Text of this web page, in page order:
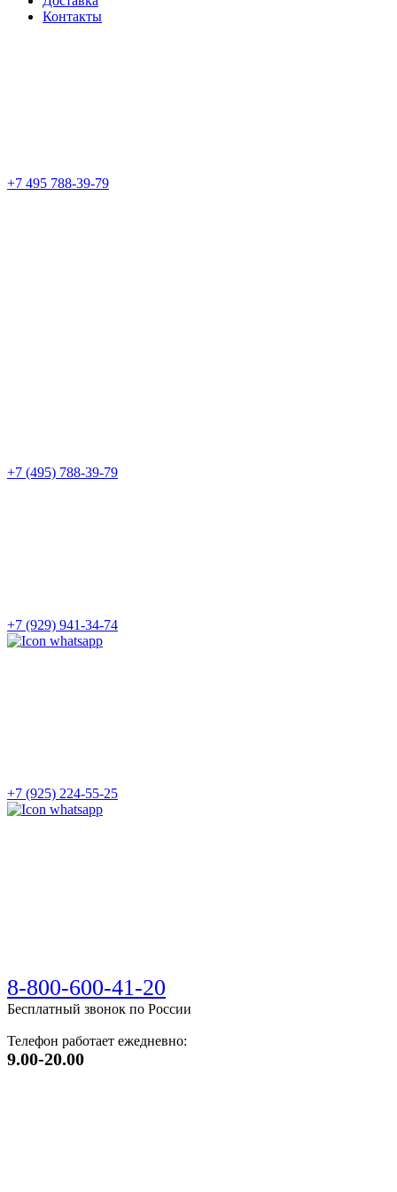
Контакты
+7 495 788-39-79
+7 (495) 788-39-79
+7 (929) 941-34-74
+7 (925) 224-55-25
8-800-600-41-20
Бесплатный звонок по России
Телефон работает ежедневно:
9.00-20.00